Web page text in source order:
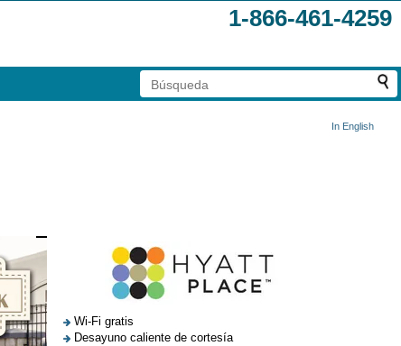
1-866-461-4259
In English
Wi-Fi gratis
Desayuno caliente de cortesía